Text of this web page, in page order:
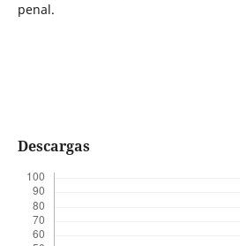
penal.
Descargas